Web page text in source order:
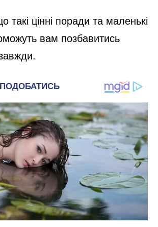
такі цінні поради та маленькі
вам позбавитись